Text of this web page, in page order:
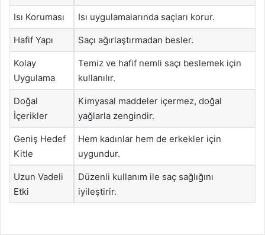
Isı Koruması Isı uygulamalarında saçları korur.
Hafif Yapı Saçı ağırlaştırmadan besler.
Kolay
Uygulama
Temiz ve hafif nemli saçı beslemek için
kullanılır.
Doğal
İçerikler
Kimyasal maddeler içermez, doğal
yağlarla zengindir.
Geniş Hedef
Kitle
Hem kadınlar hem de erkekler için
uygundur.
Uzun Vadeli
Etki
Düzenli kullanım ile saç sağlığını
iyileştirir.